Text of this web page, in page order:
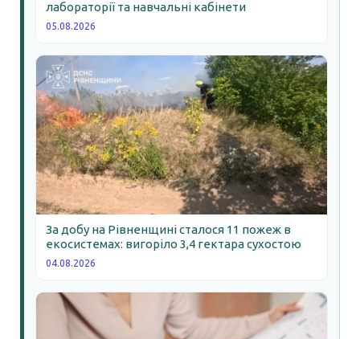
лабораторії та навчальні кабінети
05.08.2026
За добу на Рівненщині сталося 11 пожеж в
екосистемах: вигоріло 3,4 гектара сухостою
04.08.2026